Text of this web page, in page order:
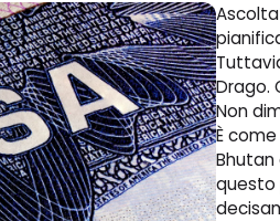
Drago.
Non
È
questo